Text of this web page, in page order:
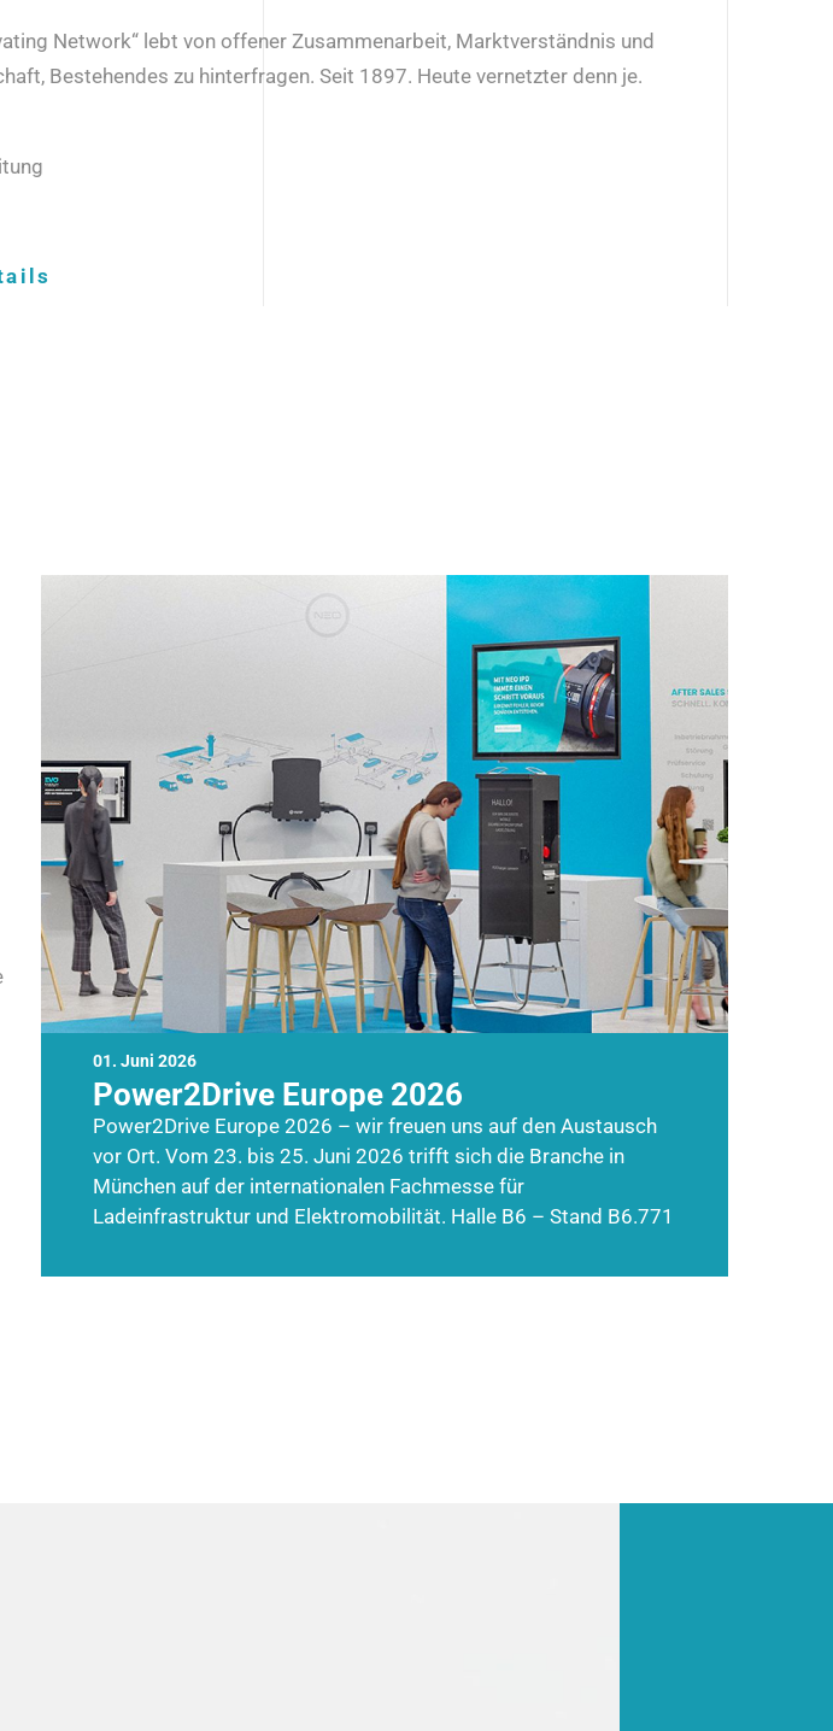
Network“ lebt von offener Zusammenarbeit, Marktverständnis und
Bestehendes zu hinterfragen. Seit 1897. Heute vernetzter denn je.
01. Juni 2026
Power2Drive Europe 2026
Power2Drive Europe 2026 – wir freuen uns auf den Austausch
vor Ort. Vom 23. bis 25. Juni 2026 trifft sich die Branche in
München auf der internationalen Fachmesse für
Ladeinfrastruktur und Elektromobilität. Halle B6 – Stand B6.771